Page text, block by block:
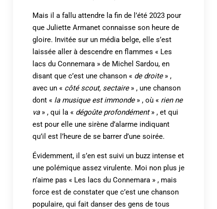
Mais il a fallu attendre la fin de l’été 2023 pour
que Juliette Armanet connaisse son heure de
gloire. Invitée sur un média belge, elle s’est
laissée aller à descendre en flammes « Les
lacs du Connemara » de Michel Sardou, en
disant que c’est une chanson « de droite» ,
avec un « côté scout, sectaire» , une chanson
dont « la musique est immonde» , où « rien ne
va» , qui la « dégoûte profondément» , et qui
est pour elle une sirène d’alarme indiquant
qu’il est l’heure de se barrer d’une soirée.
Évidemment, il s’en est suivi un buzz intense et
une polémique assez virulente. Moi non plus je
n’aime pas « Les lacs du Connemara » , mais
force est de constater que c’est une chanson
populaire, qui fait danser des gens de tous